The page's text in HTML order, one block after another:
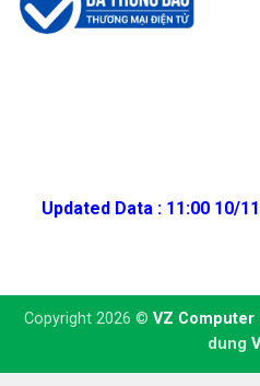
Updated Data : 11:00 10/
Copyright 2026 © VZ Computer
dung